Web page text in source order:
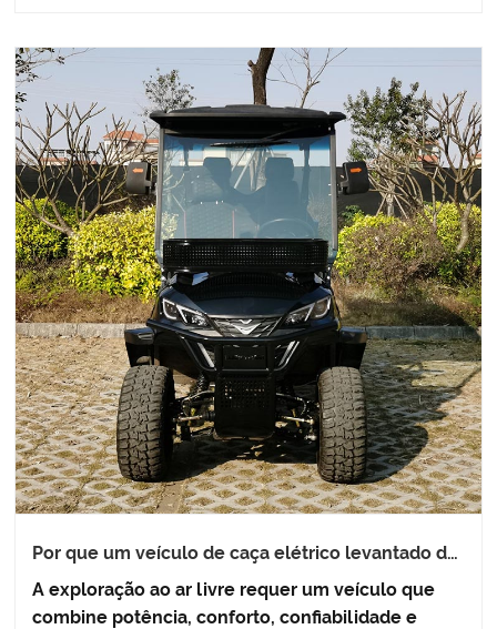
Por que um veículo de caça elétrico levantado de
modernas ao ar livre
A exploração ao ar livre requer um veículo que
combine potência, conforto, confiabilidade e